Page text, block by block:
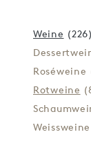
Weine (226)
Roséweine
Rotweine
Weissweine